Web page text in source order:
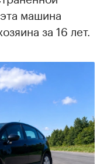
машина
за 16 лет.